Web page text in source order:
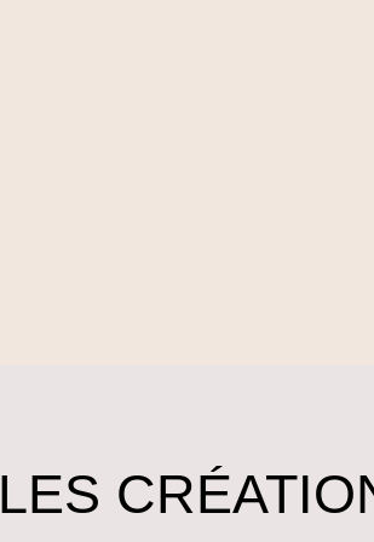
LES